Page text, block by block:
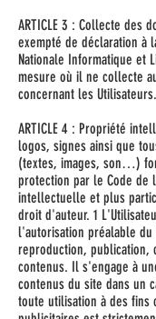
ARTICLE 3 : Collecte des
exempté de déclaration à
Nationale Informatique et
mesure où il ne collecte
concernant les Utilisateurs.
ARTICLE 4 : Propriété
logos, signes ainsi que
(textes, images, son…)
protection par le Code de
intellectuelle et plus
droit d'auteur. 1
l'autorisation préalable
reproduction, publication,
contenus. Il s'engage à
contenus du site dans un
toute utilisation à des fins